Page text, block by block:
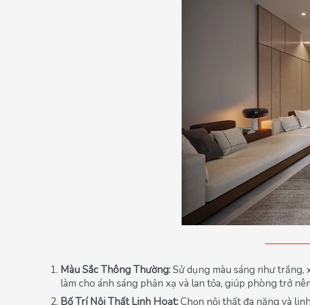
Màu Sắc Thông Thường:Sử dụng màu sáng như trắng,
làm cho ánh sáng phản xạ và lan tỏa, giúp phòng trở
Bố Trí Nội Thất Linh Hoạt:Chọn nội thất đa năng và